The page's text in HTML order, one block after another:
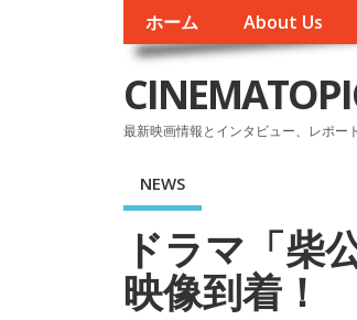
ホーム About Us
最新映画情報とインタビュー、レポー
NEWS
ドラマ「柴
映像到着！